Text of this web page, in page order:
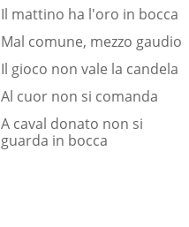
Il mattino ha l'oro in bocca
Mal comune, mezzo gaudio
Il gioco non vale la candela
Al cuor non si comanda
A caval donato non si
guarda in bocca